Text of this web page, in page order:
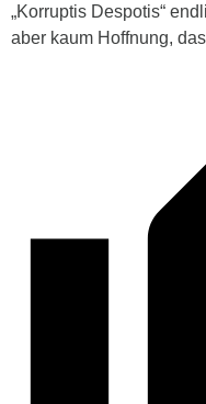
„Korruptis Despotis“
aber kaum Hoffnung,